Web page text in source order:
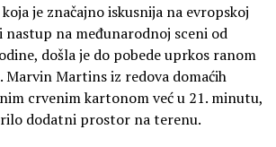
je značajno iskusnija na evropskoj
nastup na međunarodnoj sceni od
došla je do pobede uprkos ranom
Martins iz redova domaćih
crvenim kartonom već u 21. minutu,
dodatni prostor na terenu.